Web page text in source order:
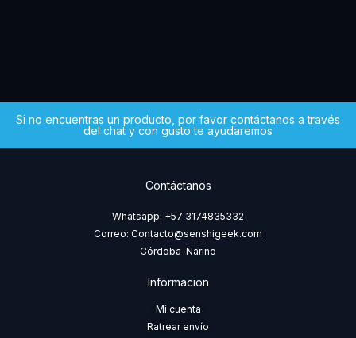
Si no encuentras un producto, por favor contáctanos a través
del chat y con gusto te ayudaremos
Contáctanos
Whatsapp: +57 3174835332
Correo: Contacto@senshigeek.com
Córdoba-Nariño
Informacion
Mi cuenta
Ratrear envío